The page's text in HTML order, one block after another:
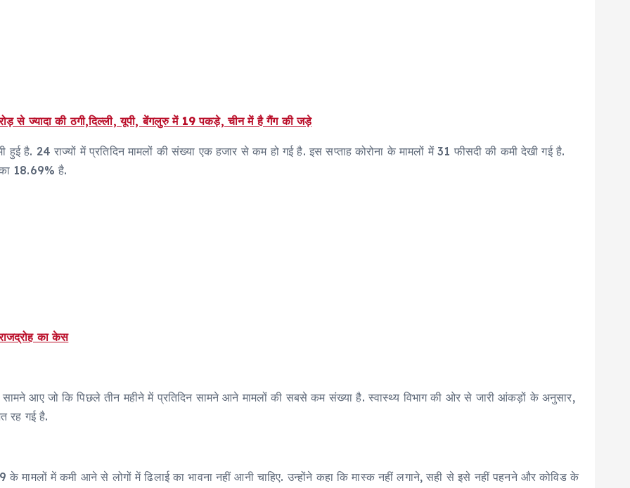
की ठगी,दिल्ली, यूपी, बेंगलुरु में 19 पकड़े, चीन में है गैंग की जड़े
हुई है. 24 राज्यों में प्रतिदिन मामलों की संख्या एक हजार से कम हो गई है. इस सप्ताह कोरोना के मामलों में 31 फीसदी की कमी देखी गई है.
18.69% है.
का केस
आए जो कि पिछले तीन महीने में प्रतिदिन सामने आने मामलों की सबसे कम संख्या है. स्वास्थ्य विभाग की ओर से जारी आंकड़ों के अनुसार,
रह गई है.
के मामलों में कमी आने से लोगों में ढिलाई का भावना नहीं आनी चाहिए. उन्होंने कहा कि मास्क नहीं लगाने, सही से इसे नहीं पहनने और कोविड के